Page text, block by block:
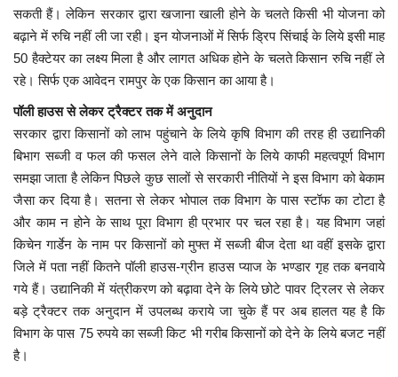
सकती हैं। लेकिन सरकार द्वारा खजाना खाली होने के चलते किसी भी योजना को
बढ़ाने में रुचि नहीं ली जा रही। इन योजनाओं में सिर्फ ड्रिप सिंचाई के लिये इसी माह
50 हैक्टेयर का लक्ष्य मिला है और लागत अधिक होने के चलते किसान रुचि नहीं ले
रहे। सिर्फ एक आवेदन रामपुर के एक किसान का आया है।
पॉली हाउस से लेकर ट्रैक्टर तक में अनुदान
सरकार द्वारा किसानों को लाभ पहुंचाने के लिये कृषि विभाग की तरह ही उद्यानिकी
बिभाग सब्जी व फल की फसल लेने वाले किसानों के लिये काफी महत्वपूर्ण विभाग
समझा जाता है लेकिन पिछले कुछ सालों से सरकारी नीतियों ने इस विभाग को बेकाम
जैसा कर दिया है। सतना से लेकर भोपाल तक विभाग के पास स्टॉफ का टोटा है
और काम न होने के साथ पूरा विभाग ही प्रभार पर चल रहा है। यह विभाग जहां
किचेन गार्डेन के नाम पर किसानों को मुफ्त में सब्जी बीज देता था वहीं इसके द्वारा
जिले में पता नहीं कितने पॉली हाउस-ग्रीन हाउस प्याज के भण्डार गृह तक बनवाये
गये हैं। उद्यानिकी में यंत्रीकरण को बढ़ावा देने के लिये छोटे पावर ट्रिलर से लेकर
बड़े ट्रैक्टर तक अनुदान में उपलब्ध कराये जा चुके हैं पर अब हालत यह है कि
विभाग के पास 75 रुपये का सब्जी किट भी गरीब किसानों को देने के लिये बजट नहीं
है।